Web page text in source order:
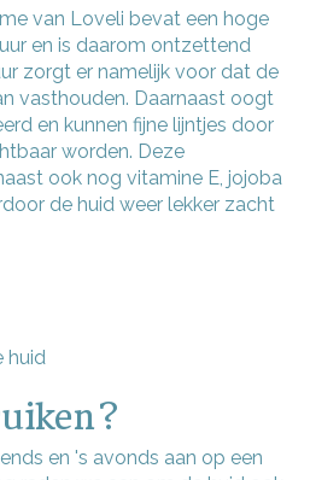
van Loveli bevat een hoge
en is daarom ontzettend
zorgt er namelijk voor dat de
vasthouden. Daarnaast oogt
en kunnen fijne lijntjes door
worden. Deze
ook nog vitamine E, jojoba
de huid weer lekker zacht
huid
en 's avonds aan op een